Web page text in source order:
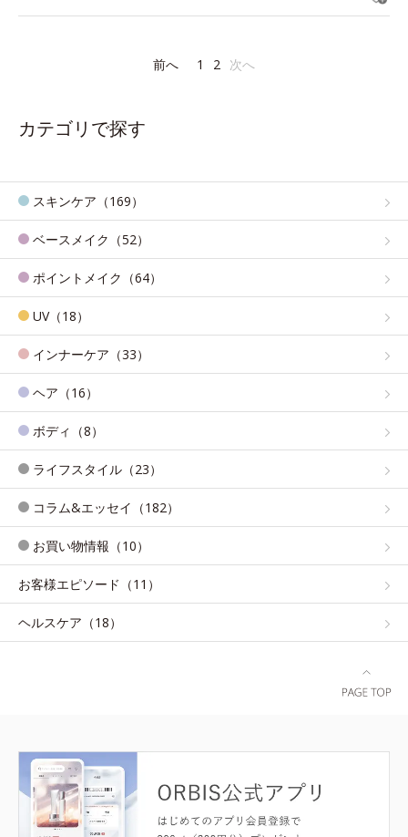
前へ 1 2 次へ
カテゴリで探す
スキンケア（169）
ベースメイク（52）
ポイントメイク（64）
UV（18）
インナーケア（33）
ヘア（16）
ボディ（8）
ライフスタイル（23）
コラム&エッセイ（182）
お買い物情報（10）
お客様エピソード（11）
ヘルスケア（18）